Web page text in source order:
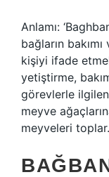
Anlamı:
bağların
kişiyi ifade
yetiştirme,
görevlerle
meyve
meyveleri toplar.